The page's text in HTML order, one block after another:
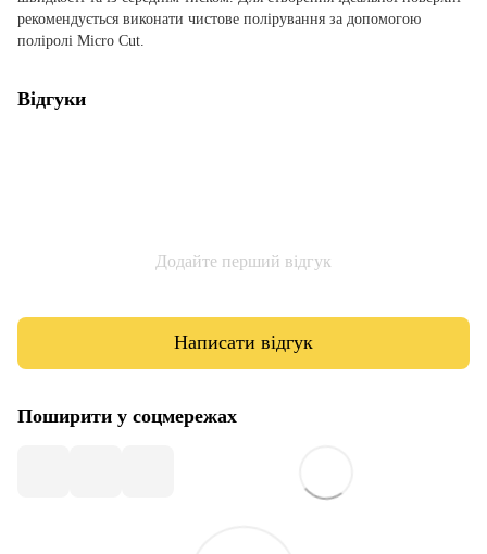
рекомендується виконати чистове полірування за допомогою
поліролі Micro Cut.
Відгуки
Додайте перший відгук
Написати відгук
Поширити у соцмережах